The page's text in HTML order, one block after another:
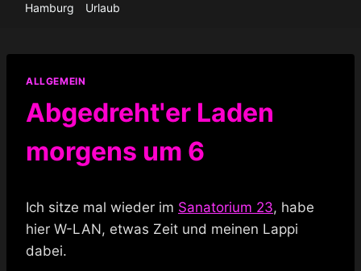
Hamburg Urlaub
ALLGEMEIN
Abgedreht'er Laden
morgens um 6
Ich sitze mal wieder im Sanatorium 23, habe
hier W-LAN, etwas Zeit und meinen Lappi
dabei.